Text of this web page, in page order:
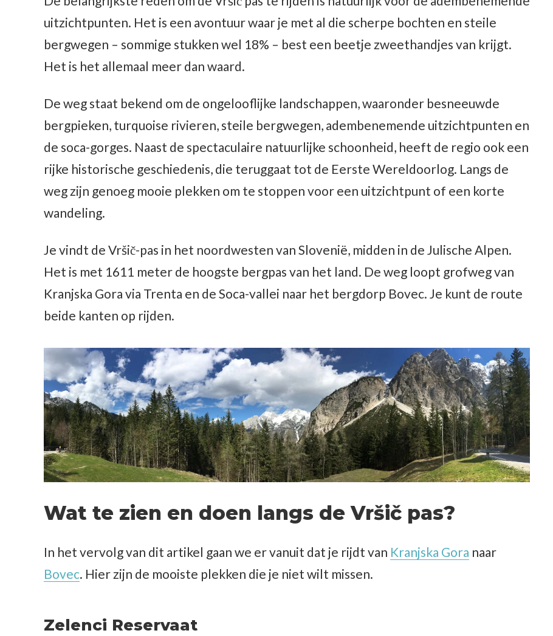
uitzichtpunten. Het is een avontuur waar je met al die scherpe bochten en steile
bergwegen – sommige stukken wel 18% – best een beetje zweethandjes van krijgt.
Het is het allemaal meer dan waard.
De weg staat bekend om de ongelooflijke landschappen, waaronder besneeuwde
bergpieken, turquoise rivieren, steile bergwegen, adembenemende uitzichtpunten en
de soca-gorges. Naast de spectaculaire natuurlijke schoonheid, heeft de regio ook een
rijke historische geschiedenis, die teruggaat tot de Eerste Wereldoorlog. Langs de
weg zijn genoeg mooie plekken om te stoppen voor een uitzichtpunt of een korte
wandeling.
Je vindt de Vršič-pas in het noordwesten van Slovenië, midden in de Julische Alpen.
Het is met 1611 meter de hoogste bergpas van het land. De weg loopt grofweg van
Kranjska Gora via Trenta en de Soca-vallei naar het bergdorp Bovec. Je kunt de route
beide kanten op rijden.
Wat te zien en doen langs de Vršič pas?
In het vervolg van dit artikel gaan we er vanuit dat je rijdt van Kranjska Gora naar
Bovec. Hier zijn de mooiste plekken die je niet wilt missen.
Zelenci Reservaat